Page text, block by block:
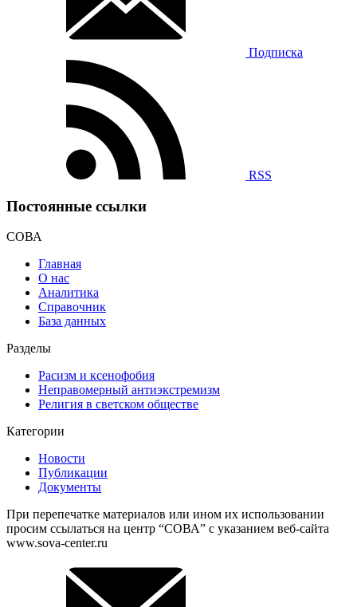
Подписка
RSS
Постоянные ссылки
СОВА
Главная
О нас
Аналитика
Справочник
База данных
Разделы
Расизм и ксенофобия
Неправомерный антиэкстремизм
Религия в светском обществе
Категории
Новости
Публикации
Документы
При перепечатке материалов или ином их использовании
просим ссылаться на центр “СОВА” с указанием веб-сайта
www.sova-center.ru